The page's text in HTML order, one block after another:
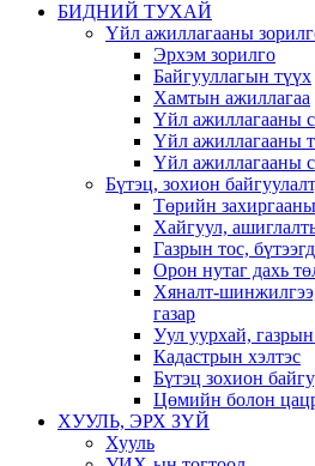
БИДНИЙ ТУХАЙ
Үйл ажиллагааны
Эрхэм зорилго
Байгууллагын түүх
Хамтын ажиллагаа
Үйл ажиллагааны
Үйл ажиллагааны
Үйл ажиллагааны
Бүтэц, зохион
Төрийн
Хайгуул,
Газрын тос,
Орон нутаг дахь
Хяналт-
газар
Уул уурхай,
Кадастрын хэлтэс
Бүтэц зохион
Цөмийн болон
ХУУЛЬ, ЭРХ ЗҮЙ
Хууль